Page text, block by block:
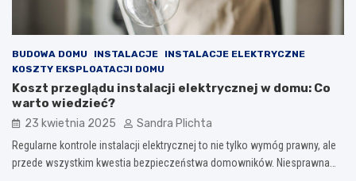
BUDOWA DOMU INSTALACJE
INSTALACJE ELEKTRYCZNE
KOSZTY EKSPLOATACJI DOMU
Koszt przeglądu instalacji elektrycznej w domu: Co
warto wiedzieć?
23 kwietnia 2025 Sandra Plichta
Regularne kontrole instalacji elektrycznej to nie tylko wymóg prawny, ale
przede wszystkim kwestia bezpieczeństwa domowników. Niesprawna…